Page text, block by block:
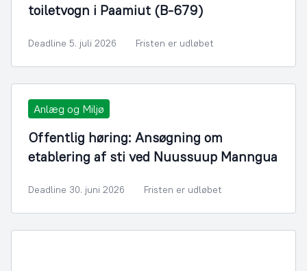
toiletvogn i Paamiut (B-679)
Deadline 5. juli 2026 Fristen er udløbet
Anlæg og Miljø
Offentlig høring: Ansøgning om
etablering af sti ved Nuussuup Manngua
Deadline 30. juni 2026 Fristen er udløbet